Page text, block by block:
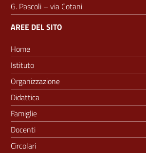
G. Pascoli – via Cotani
AREE DEL SITO
Home
Istituto
Organizzazione
Didattica
Famiglie
Docenti
Circolari